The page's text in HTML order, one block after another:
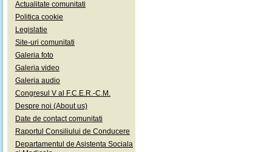
Actualitate comunitati
Politica cookie
Legislatie
Site-uri comunitati
Galeria foto
Galeria video
Galeria audio
Congresul V al F.C.E.R.-C.M.
Despre noi (About us)
Date de contact comunitati
Raportul Consiliului de Conducere
Departamentul de Asistenta Sociala